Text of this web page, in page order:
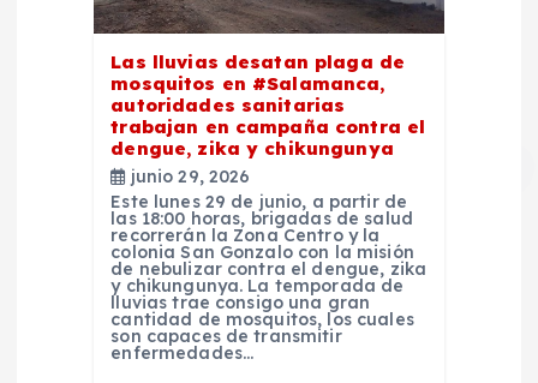
Las lluvias desatan plaga de
mosquitos en #Salamanca,
autoridades sanitarias
trabajan en campaña contra el
dengue, zika y chikungunya
junio 29, 2026
Este lunes 29 de junio, a partir de
las 18:00 horas, brigadas de salud
recorrerán la Zona Centro y la
colonia San Gonzalo con la misión
de nebulizar contra el dengue, zika
y chikungunya. La temporada de
lluvias trae consigo una gran
cantidad de mosquitos, los cuales
son capaces de transmitir
enfermedades…